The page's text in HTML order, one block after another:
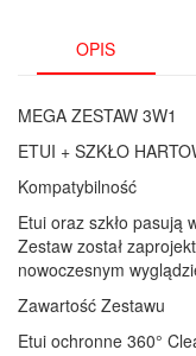
Etui,
Szkło
Uchwyt
Ring
360°
OPIS
MEGA ZESTAW 3W1
ETUI + SZKŁO
Kompatybilność
Etui oraz szkło pasują
Zestaw został
nowoczesnym
Zawartość Zestawu
Etui ochronne 360°